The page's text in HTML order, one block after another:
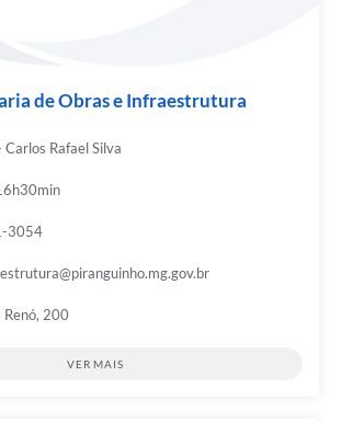
de Obras e Infraestrutura
Rafael Silva
3054
Renó, 200
VER MAIS